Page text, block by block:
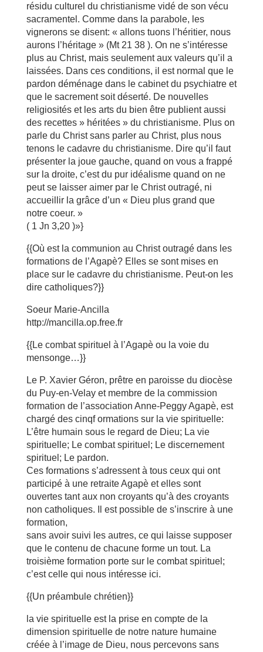
résidu culturel du christianisme vidé de son vécu
sacramentel. Comme dans la parabole, les
vignerons se disent: « allons tuons l’héritier, nous
aurons l’héritage » (Mt 21 38 ). On ne s’intéresse
plus au Christ, mais seulement aux valeurs qu’il a
laissées. Dans ces conditions, il est normal que le
pardon déménage dans le cabinet du psychiatre et
que le sacrement soit déserté. De nouvelles
religiosités et les arts du bien être publient aussi
des recettes » héritées » du christianisme. Plus on
parle du Christ sans parler au Christ, plus nous
tenons le cadavre du christianisme. Dire qu’il faut
présenter la joue gauche, quand on vous a frappé
sur la droite, c’est du pur idéalisme quand on ne
peut se laisser aimer par le Christ outragé, ni
accueillir la grâce d’un « Dieu plus grand que
notre coeur. »
( 1 Jn 3,20 )»}
{{Où est la communion au Christ outragé dans les
formations de l’Agapè? Elles se sont mises en
place sur le cadavre du christianisme. Peut-on les
dire catholiques?}}
Soeur Marie-Ancilla
http://mancilla.op.free.fr
{{Le combat spirituel à l’Agapè ou la voie du
mensonge…}}
Le P. Xavier Géron, prêtre en paroisse du diocèse
du Puy-en-Velay et membre de la commission
formation de l’association Anne-Peggy Agapè, est
chargé des cinqf ormations sur la vie spirituelle:
L’être humain sous le regard de Dieu; La vie
spirituelle; Le combat spirituel; Le discernement
spirituel; Le pardon.
Ces formations s’adressent à tous ceux qui ont
participé à une retraite Agapè et elles sont
ouvertes tant aux non croyants qu’à des croyants
non catholiques. Il est possible de s’inscrire à une
formation,
sans avoir suivi les autres, ce qui laisse supposer
que le contenu de chacune forme un tout. La
troisième formation porte sur le combat spirituel;
c’est celle qui nous intéresse ici.
{{Un préambule chrétien}}
la vie spirituelle est la prise en compte de la
dimension spirituelle de notre nature humaine
créée à l’image de Dieu, nous percevons sans